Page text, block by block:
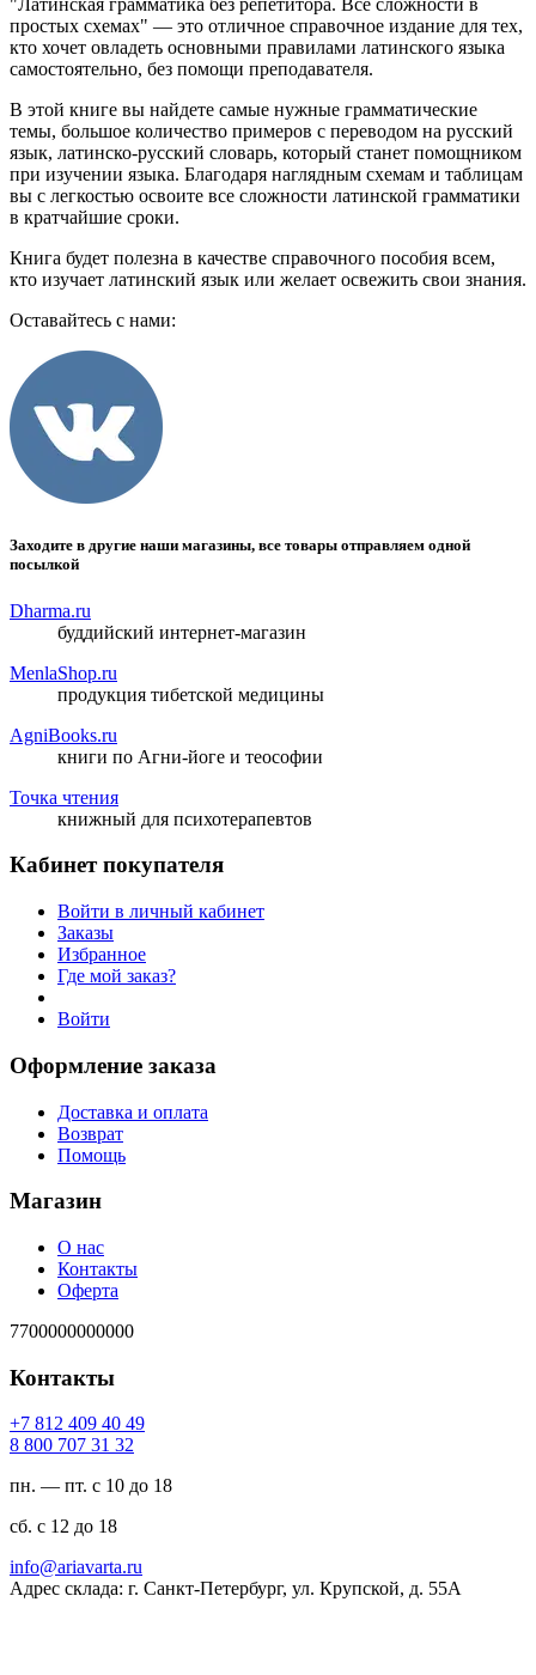
"Латинская грамматика без репетитора. Все сложности в
простых схемах" — это отличное справочное издание для тех,
кто хочет овладеть основными правилами латинского языка
самостоятельно, без помощи преподавателя.
В этой книге вы найдете самые нужные грамматические
темы, большое количество примеров с переводом на русский
язык, латинско-русский словарь, который станет помощником
при изучении языка. Благодаря наглядным схемам и таблицам
вы с легкостью освоите все сложности латинской грамматики
в кратчайшие сроки.
Книга будет полезна в качестве справочного пособия всем,
кто изучает латинский язык или желает освежить свои знания.
Оставайтесь с нами:
Заходите в другие наши магазины, все товары отправляем одной
посылкой
Dharma.ru
буддийский интернет-магазин
MenlaShop.ru
продукция тибетской медицины
AgniBooks.ru
книги по Агни-йоге и теософии
Точка чтения
книжный для психотерапевтов
Кабинет покупателя
Войти в личный кабинет
Заказы
Избранное
Где мой заказ?
Войти
Оформление заказа
Доставка и оплата
Возврат
Помощь
Магазин
О нас
Контакты
Оферта
7700000000000
Контакты
94 04 904 218 7+
23 13 707 008 8
пн. — пт. с 10 до 18
сб. с 12 до 18
ur.atravaira@ofni
Адрес склада: г. Санкт-Петербург, ул. Крупской, д. 55А